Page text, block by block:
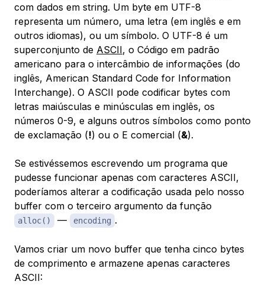
com dados em string. Um byte em UTF-8
representa um número, uma letra (em inglês e em
outros idiomas), ou um símbolo. O UTF-8 é um
superconjunto de ASCII, o Código em padrão
americano para o intercâmbio de informações (do
inglês, American Standard Code for Information
Interchange). O ASCII pode codificar bytes com
letras maiúsculas e minúsculas em inglês, os
números 0-9, e alguns outros símbolos como ponto
de exclamação (!) ou o E comercial (&).
Se estivéssemos escrevendo um programa que
pudesse funcionar apenas com caracteres ASCII,
poderíamos alterar a codificação usada pelo nosso
buffer com o terceiro argumento da função
alloc() — encoding .
Vamos criar um novo buffer que tenha cinco bytes
de comprimento e armazene apenas caracteres
ASCII: